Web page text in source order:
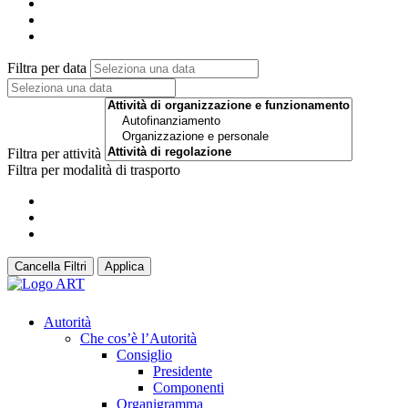
Filtra per data
Filtra per attività
Filtra per modalità di trasporto
Cancella Filtri Applica
Autorità
Che cos’è l’Autorità
Consiglio
Presidente
Componenti
Organigramma